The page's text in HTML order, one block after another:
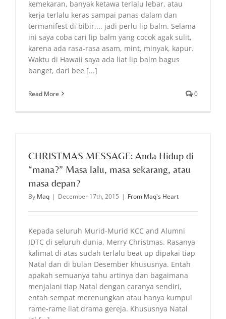
kemekaran, banyak ketawa terlalu lebar, atau
kerja terlalu keras sampai panas dalam dan
termanifest di bibir,... jadi perlu lip balm. Selama
ini saya coba cari lip balm yang cocok agak sulit,
karena ada rasa-rasa asam, mint, minyak, kapur.
Waktu di Hawaii saya ada liat lip balm bagus
banget, dari bee [...]
Read More 0
CHRISTMAS MESSAGE: Anda Hidup di
“mana?” Masa lalu, masa sekarang, atau
masa depan?
By Maq | December 17th, 2015 | From Maq's Heart
Kepada seluruh Murid-Murid KCC and Alumni
IDTC di seluruh dunia, Merry Christmas. Rasanya
kalimat di atas sudah terlalu beat up dipakai tiap
Natal dan di bulan Desember khususnya. Entah
apakah semuanya tahu artinya dan bagaimana
menjalani tiap Natal dengan caranya sendiri,
entah sempat merenungkan atau hanya kumpul
rame-rame liat drama gereja. Khususnya Natal